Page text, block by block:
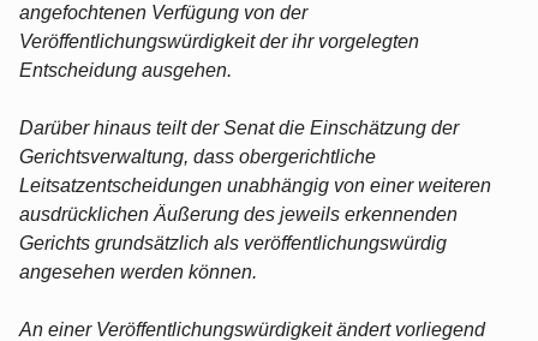
angefochtenen Verfügung von der
Veröffentlichungswürdigkeit der ihr vorgelegten
Entscheidung ausgehen.
Darüber hinaus teilt der Senat die Einschätzung der
Gerichtsverwaltung, dass obergerichtliche
Leitsatzentscheidungen unabhängig von einer weiteren
ausdrücklichen Äußerung des jeweils erkennenden
Gerichts grundsätzlich als veröffentlichungswürdig
angesehen werden können.
An einer Veröffentlichungswürdigkeit ändert vorliegend